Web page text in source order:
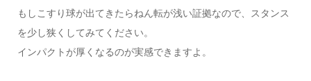
もしこすり球が出てきたらねん転が浅い証拠なので、スタンス
を少し狭くしてみてください。
インパクトが厚くなるのが実感できますよ。